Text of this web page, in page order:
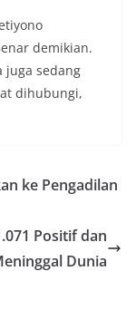
demikian.
juga sedang
dihubungi,
ke Pengadilan
Positif dan
Dunia